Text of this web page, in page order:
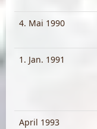
4. Mai 1990
1. Jan. 1991
April 1993